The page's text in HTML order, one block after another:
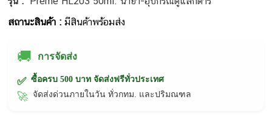
สถานะสินค้า :มีสินค้าพร้อมส่ง
🚚 การจัดส่ง
✅ ซื้อครบ 500 บาท จัดส่งฟรีทั่วประเทศ
🚀 จัดส่งด่วนภายในวัน ทั่วกทม. และปริมณฑล